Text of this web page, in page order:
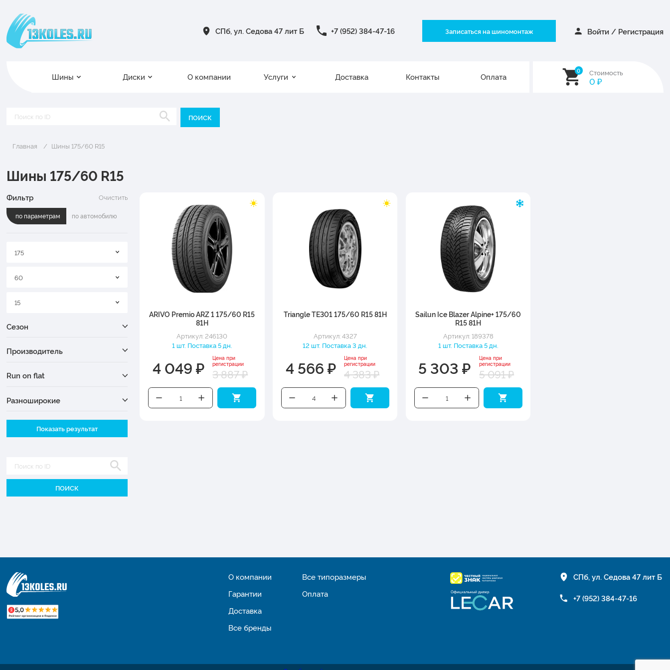
СПб, ул. Седова 47 лит Б +7 (952) 384-47-16 Записаться на шиномонтаж Войти / Регистрация
Шины Диски О компании Услуги Доставка Контакты Оплата
0 Стоимость
0 ₽
Главная Шины 175/60 R15
Шины 175/60 R15
Фильтр Очистить
по параметрам по автомобилю
175
60
15
Сезон
Производитель
Run on flat
Разноширокие
Ширина
Диаметр
Показать результат
ARIVO Premio ARZ 1 175/60 R15
81H
Артикул: 246130
1 шт. Поставка 5 дн.
4 049 ₽
Цена при
регистрации
3 887 ₽
Triangle TE301 175/60 R15 81H
Артикул: 4327
12 шт. Поставка 3 дн.
4 566 ₽
Цена при
регистрации
4 383 ₽
Sailun Ice Blazer Alpine+ 175/60
R15 81H
Артикул: 189378
1 шт. Поставка 5 дн.
5 303 ₽
Цена при
регистрации
5 091 ₽
О компании
Гарантии
Доставка
Все бренды
Все типоразмеры
Оплата
СПб, ул. Седова 47 лит Б
+7 (952) 384-47-16